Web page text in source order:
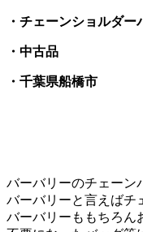
・チェーンショルダー
・中古品
・千葉県船橋市
バーバリーのチェーン
バーバリーと言えばチ
バーバリーももちろん